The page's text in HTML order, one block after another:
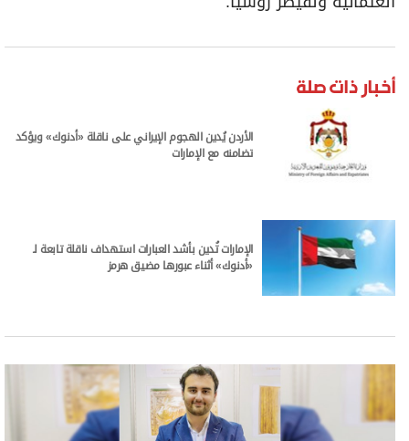
أخبار ذات صلة
الأردن يُدين الهجوم الإيراني على ناقلة «أدنوك» ويؤكد
تضامنه مع الإمارات
الإمارات تُدين بأشد العبارات استهداف ناقلة تابعة لـ
«أدنوك» أثناء عبورها مضيق هرمز